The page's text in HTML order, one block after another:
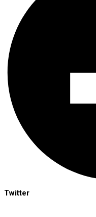
Twitter